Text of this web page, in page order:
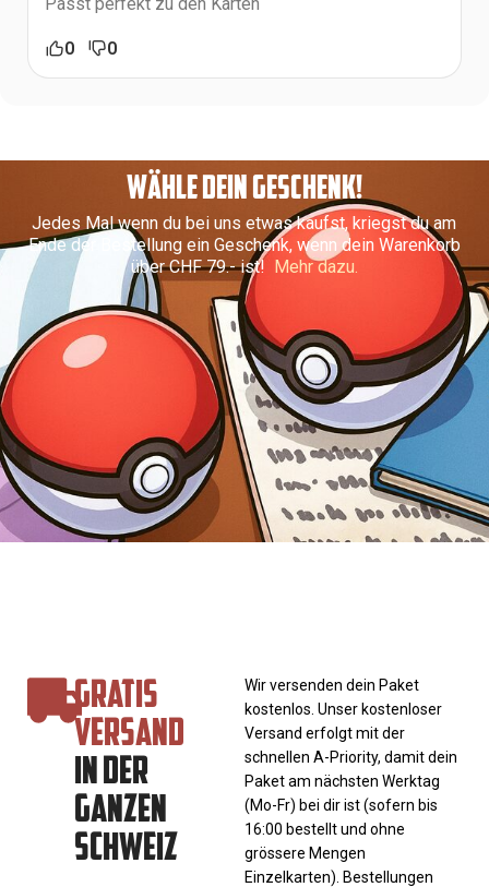
0 0
WÄHLE DEIN GESCHENK!
Jedes Mal wenn du bei uns etwas kaufst, kriegst du am
Ende der Bestellung ein Geschenk, wenn dein Warenkorb
über CHF 79.- ist! Mehr dazu.
GRATIS
VERSAND
IN DER
GANZEN
SCHWEIZ
Wir versenden dein Paket
kostenlos. Unser kostenloser
Versand erfolgt mit der
schnellen A-Priority, damit dein
Paket am nächsten Werktag
(Mo-Fr) bei dir ist (sofern bis
16:00 bestellt und ohne
grössere Mengen
Einzelkarten). Bestellungen